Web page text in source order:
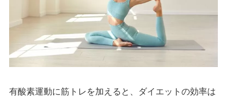
有酸素運動に筋トレを加えると、ダイエットの効率は